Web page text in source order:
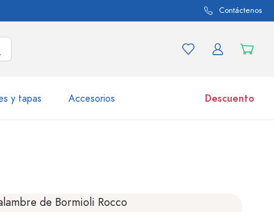
Contáctenos
y tapas Accesorios Descuento
Comprar ahora